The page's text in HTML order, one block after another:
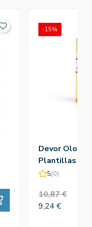
Devor Olor
Plantillas
5(0)
10,87 €
9,24 €
-15%